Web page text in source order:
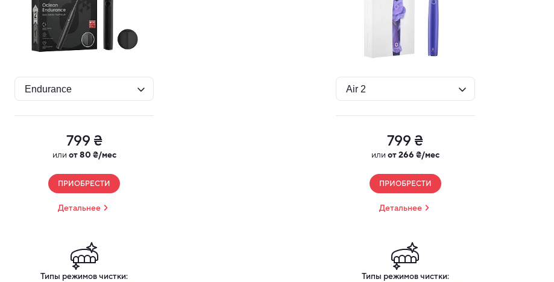
799 ₴
или от 80 ₴/мес
ПРИОБРЕСТИ
Детальнее
Типы режимов чистки:
799 ₴
или от 266 ₴/мес
ПРИОБРЕСТИ
Детальнее
Типы режимов чистки: